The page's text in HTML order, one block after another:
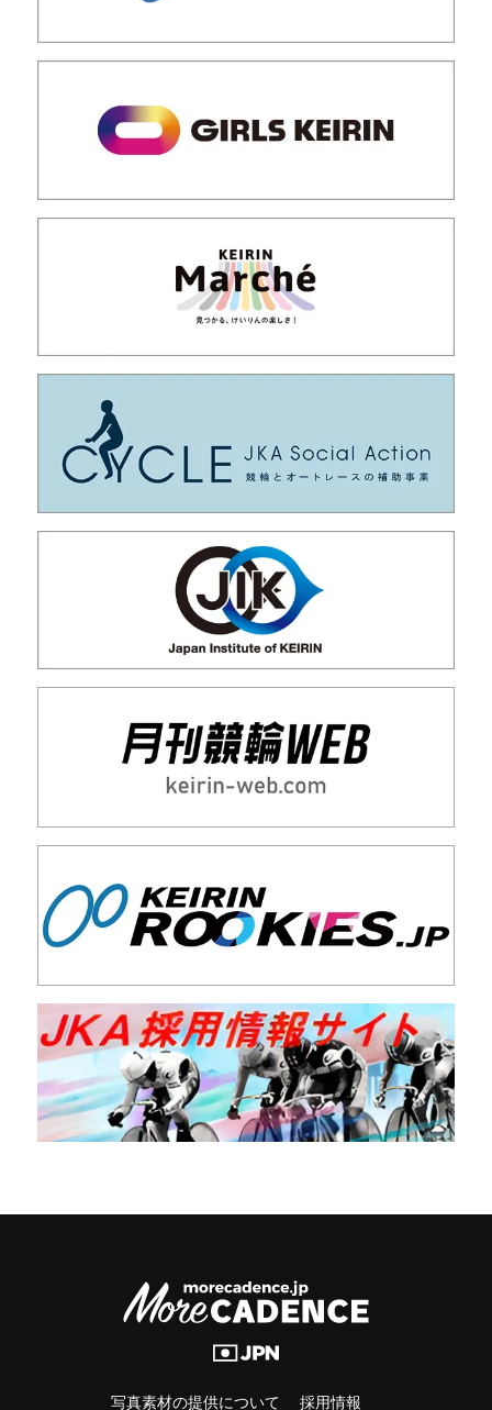
写真素材の提供について 採用情報